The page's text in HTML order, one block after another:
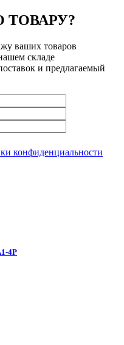
ваших товаров
складе
и предлагаемый
конфиденциальности
4P